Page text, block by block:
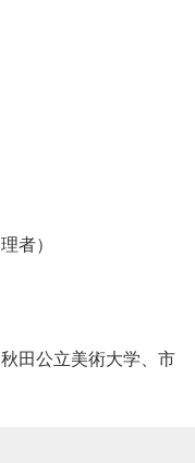
者）
田公立美術大学、市